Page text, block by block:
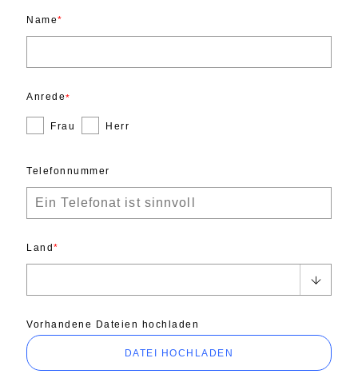
Name
Anrede
Frau Herr
Telefonnummer
Land
Vorhandene Dateien hochladen
DATEI HOCHLADEN